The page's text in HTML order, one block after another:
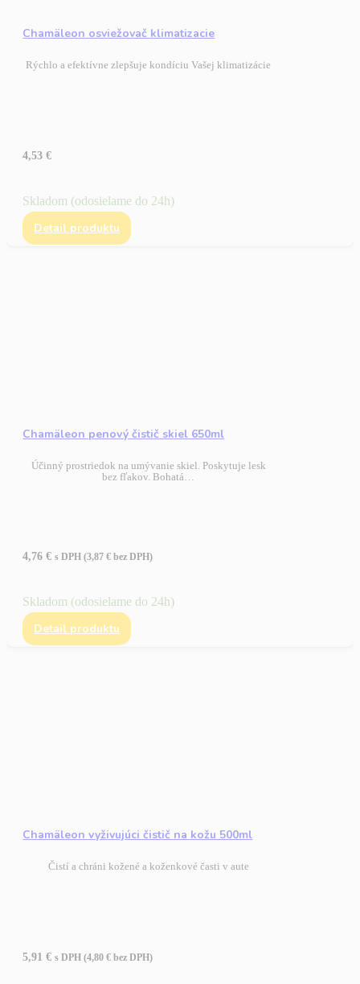
Chamäleon osviežovač klimatizacie
Rýchlo a efektívne zlepšuje kondíciu Vašej klimatizácie
4,53€
Skladom (odosielame do 24h)
Detail produktu
Chamäleon penový čistič skiel 650ml
Účinný prostriedok na umývanie skiel. Poskytuje lesk
bez fľakov. Bohatá…
4,76€ s DPH (3,87€ bez DPH)
Skladom (odosielame do 24h)
Detail produktu
Chamäleon vyživujúci čistič na kožu 500ml
Čistí a chráni kožené a koženkové časti v aute
5,91€ s DPH (4,80€ bez DPH)